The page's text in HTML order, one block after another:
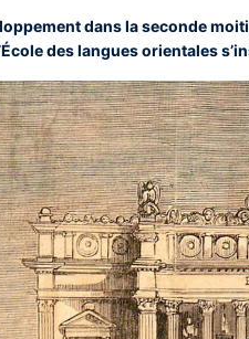
dans la seconde
des langues orientales